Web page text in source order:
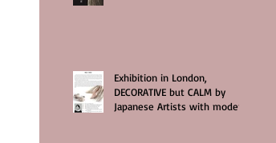
Exhibition in London,
DECORATIVE but CALM by
Japanese Artists with modern